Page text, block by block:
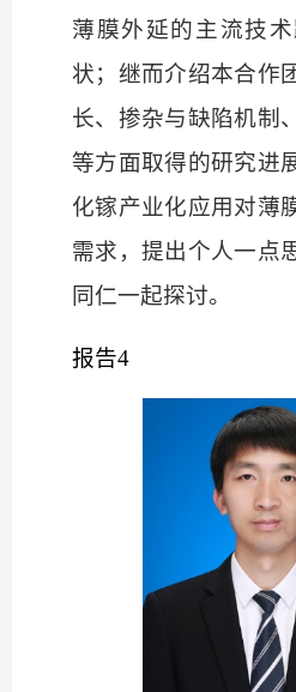
薄膜外延的主流技
状；继而介绍本合作
长、掺杂与缺陷机制
等方面取得的研究进
化镓产业化应用对薄
需求，提出个人一点
同仁一起探讨。
报告4